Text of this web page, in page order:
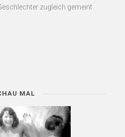
zugleich gemeint
MAL